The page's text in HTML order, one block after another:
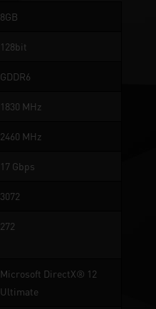
8GB
128bit
GDDR6
1830 MHz
2460 MHz
17 Gbps
3072
272
Microsoft DirectX® 12
Ultimate